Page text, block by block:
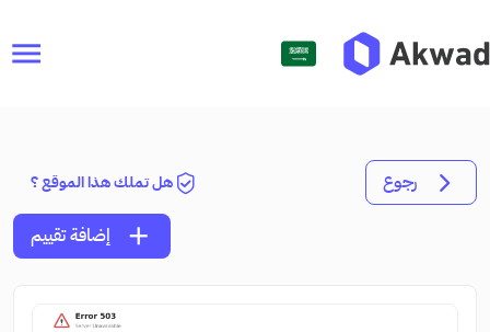
menu
رجوع هل تملك هذا الموقع ؟
add إضافة تقييم